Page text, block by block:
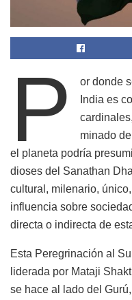
P
or donde
India es
minado
el planeta podría
dioses del Sanathan
cultural, milenario,
influencia sobre
directa o indirecta de
Esta Peregrinación al
liderada por Mataji
se hace al lado del